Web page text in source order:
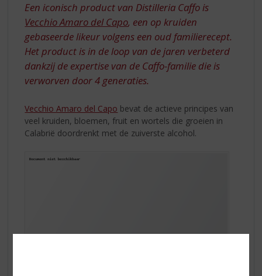
GELIEFDE
EN
BEKROONDE
KRUIDENLIKEUR
VAN
ITALIË
Een iconisch product van Distilleria Caffo is
Vecchio Amaro del Capo, een op kruiden
gebaseerde likeur volgens een oud familierecept.
Het product is in de loop van de jaren verbeterd
dankzij de expertise van de Caffo-familie die is
verworven door 4 generaties.
Vecchio Amaro del Capo bevat de actieve principes van
veel kruiden, bloemen, fruit en wortels die groeien in
Calabrië doordrenkt met de zuiverste alcohol.